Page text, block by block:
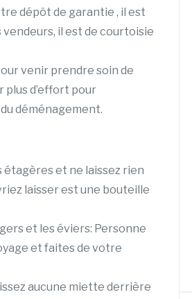
dépôt de garantie , il est
il est de courtoisie
venir prendre soin de
plus d’effort pour
déménagement.
et ne laissez rien
laisser est une bouteille
et les éviers: Personne
et faites de votre
aucune miette derrière